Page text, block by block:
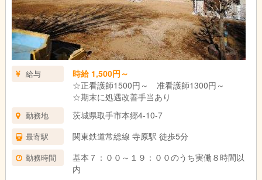
給与
時給 1,500円～
☆正看護師1500円～ 准看護師1300円～
☆期末に処遇改善手当あり
勤務地 茨城県取手市本郷4-10-7
最寄駅 関東鉄道常総線 寺原駅 徒歩5分
勤務時間
基本７：００～１９：００のうち実働８時間以
内